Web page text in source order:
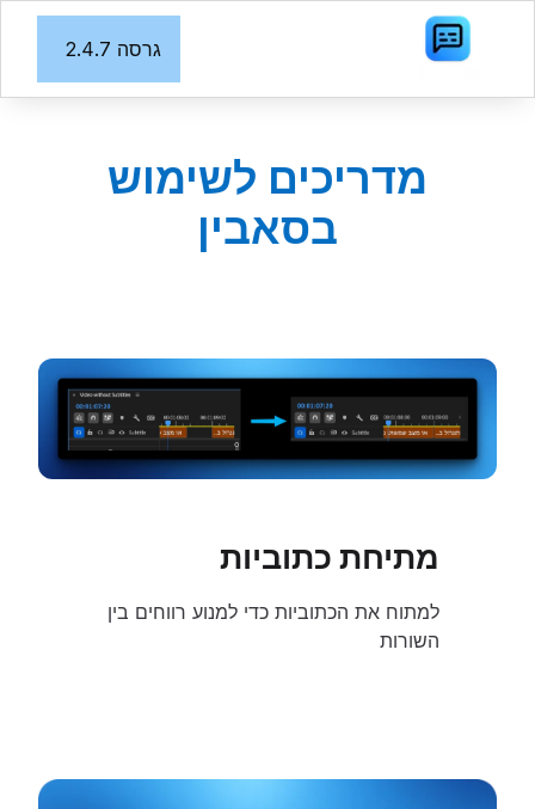
גרסה 2.4.7
מדריכים לשימוש
בסאבין
מתיחת כתוביות
למתוח את הכתוביות כדי למנוע רווחים בין
השורות